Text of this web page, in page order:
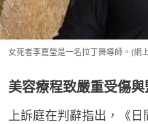
女死者李嘉瑩是一名拉丁舞導師。(網
美容療程致嚴重受傷與
上訴庭在判辭指出，《